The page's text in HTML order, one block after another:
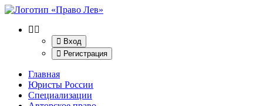
Вход
Регистрация
Главная
Юристы России
Специализации